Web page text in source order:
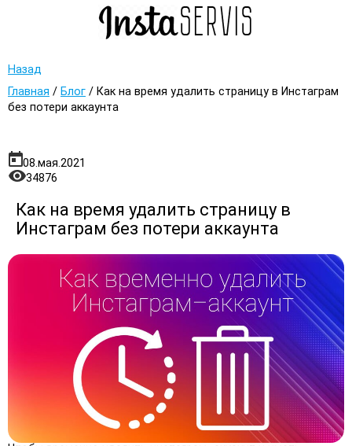
Назад
Главная / Блог / Как на время удалить страницу в Инстаграм
без потери аккаунта
08.мая.2021
34876
Как на время удалить страницу в
Инстаграм без потери аккаунта